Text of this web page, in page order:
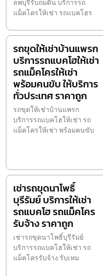
ลพบุรีรับถมดิน บริการรถ
แม็คโครให้เช่า รถแบคโฮร
รถขุดให้เช่าบ้านแพรก
บริการรถแบคโฮให้เช่า
รถแม็คโครให้เช่า
พร้อมคนขับ ให้บริการ
ทั่วประเทศ ราคาถูก
รถขุดให้เช่าบ้านแพรก
บริการรถแบคโฮให้เช่า รถ
แม็คโครให้เช่า พร้อมคนขับ
เช่ารถขุดนาโพธิ์
บุรีรัมย์ บริการให้เช่า
รถแบคโฮ รถแม็คโคร
รับจ้าง ราคาถูก
เช่ารถขุดนาโพธิ์บุรีรัมย์
บริการรถแบคโฮให้เช่า รถ
แม็คโครรับจ้าง รับเหม